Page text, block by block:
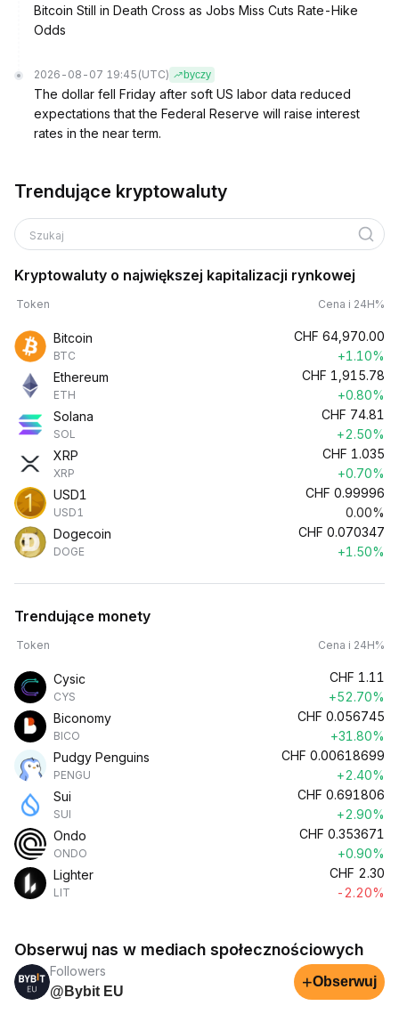
Bitcoin Still in Death Cross as Jobs Miss Cuts Rate-Hike
Odds
2026-08-07 19:45 (UTC) byczy
The dollar fell Friday after soft US labor data reduced
expectations that the Federal Reserve will raise interest
rates in the near term.
Trendujące kryptowaluty
Szukaj
Kryptowaluty o największej kapitalizacji rynkowej
Token Cena i 24H%
Bitcoin
BTC
CHF 64,970.00
+1.10%
Ethereum
ETH
CHF 1,915.78
+0.80%
Solana
SOL
CHF 74.81
+2.50%
XRP
XRP
CHF 1.035
+0.70%
USD1
USD1
CHF 0.99996
0.00%
Dogecoin
DOGE
CHF 0.070347
+1.50%
Trendujące monety
Token Cena i 24H%
Cysic
CYS
CHF 1.11
+52.70%
Biconomy
BICO
CHF 0.056745
+31.80%
Pudgy Penguins
PENGU
CHF 0.00618699
+2.40%
Sui
SUI
CHF 0.691806
+2.90%
Ondo
ONDO
CHF 0.353671
+0.90%
Lighter
LIT
CHF 2.30
-2.20%
Obserwuj nas w mediach społecznościowych
Followers
@Bybit EU
+Obserwuj